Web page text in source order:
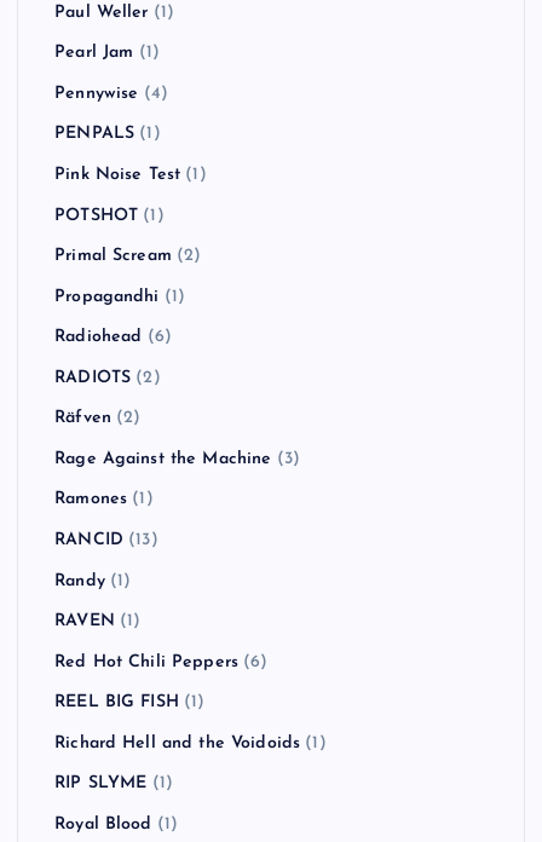
Paul Weller (1)
Pearl Jam (1)
Pennywise (4)
PENPALS (1)
Pink Noise Test (1)
POTSHOT (1)
Primal Scream (2)
Propagandhi (1)
Radiohead (6)
RADIOTS (2)
Räfven (2)
Rage Against the Machine (3)
Ramones (1)
RANCID (13)
Randy(1)
RAVEN (1)
Red Hot Chili Peppers (6)
REEL BIG FISH (1)
Richard Hell and the Voidoids (1)
RIP SLYME (1)
Royal Blood (1)